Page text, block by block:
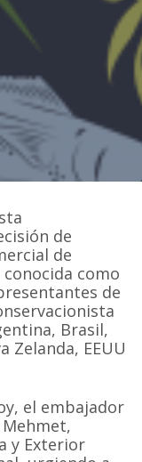
de
de
como
de
Brasil,
Zelanda, EEUU
el embajador
y Exterior